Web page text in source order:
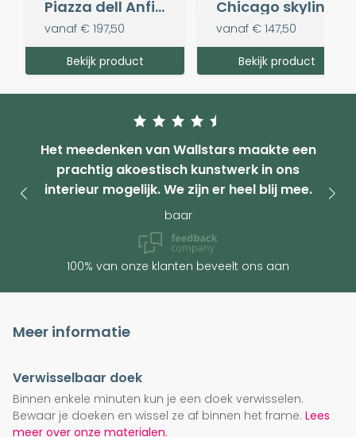
Piazza dell Anfiteatro
vanaf € 197,50
Bekijk product
vanaf € 147,50
Bekijk product
Het meedenken van Wallstars maakte een
prachtig akoestisch kunstwerk in ons
interieur mogelijk. We zijn er heel blij mee.
baar
100% van onze klanten beveelt ons aan
Meer informatie
Verwisselbaar doek
Binnen enkele minuten kun je een doek verwisselen.
Bewaar je doeken en wissel ze af binnen het frame. Lees
meer over onze materialen.